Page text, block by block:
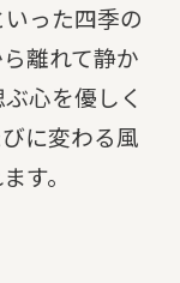
った四季の
離れて静か
心を優しく
に変わる風
す。